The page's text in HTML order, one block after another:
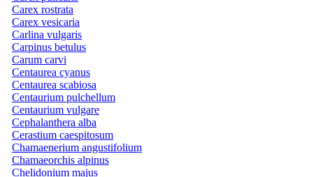
Carex rostrata
Carex vesicaria
Carlina vulgaris
Carpinus betulus
Carum carvi
Centaurea cyanus
Centaurea scabiosa
Centaurium pulchellum
Centaurium vulgare
Cephalanthera alba
Cerastium caespitosum
Chamaenerium angustifolium
Chamaeorchis alpinus
Chelidonium majus